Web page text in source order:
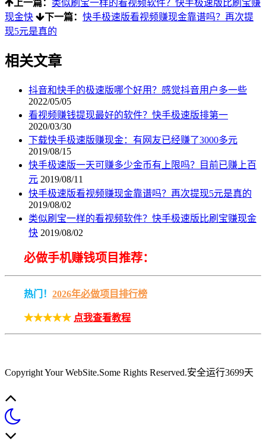
上一篇： 类似刷宝一样的看视频软件？快手极速版比刷宝赚
现金快
下一篇： 快手极速版看视频赚现金靠谱吗？再次提
现5元是真的
相关文章
抖音和快手的极速版哪个好用？感觉抖音用户多一些
2022/05/05
看视频赚钱提现最好的软件？快手极速版排第一
2020/03/30
下载快手极速版赚现金：有网友已经赚了3000多元
2019/08/15
快手极速版一天可赚多少金币有上限吗？目前已赚上百
元 2019/08/11
快手极速版看视频赚现金靠谱吗？再次提现5元是真的
2019/08/02
类似刷宝一样的看视频软件？快手极速版比刷宝赚现金
快 2019/08/02
必做手机赚钱项目推荐：
热门！ 2026年必做项目排行榜
★★★★★ 点我查看教程
Copyright Your WebSite.Some Rights Reserved.安全运行3699天